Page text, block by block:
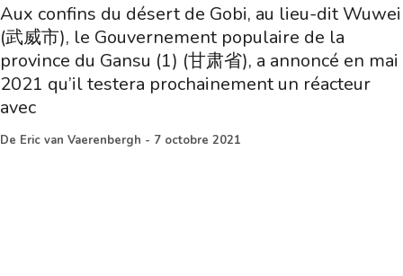
Aux confins du désert de Gobi, au lieu-dit Wuwei
(武威市), le Gouvernement populaire de la
province du Gansu (1) (甘肃省), a annoncé en mai
2021 qu’il testera prochainement un réacteur
avec
De Eric van Vaerenbergh - 7 octobre 2021